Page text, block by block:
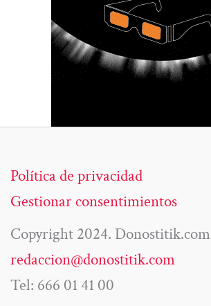
Política de privacidad
Gestionar consentimientos
Copyright 2024. Donostitik.com
redaccion@donostitik.com
Tel: 666 01 41 00